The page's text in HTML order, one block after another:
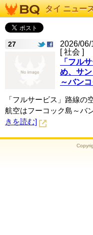
タイ ニュー
27
2026/06/
[ 社会 ]
「フル
め、サ
～バン
「フルサービス」路線の
航空はフーコック島～バ
きを読む]